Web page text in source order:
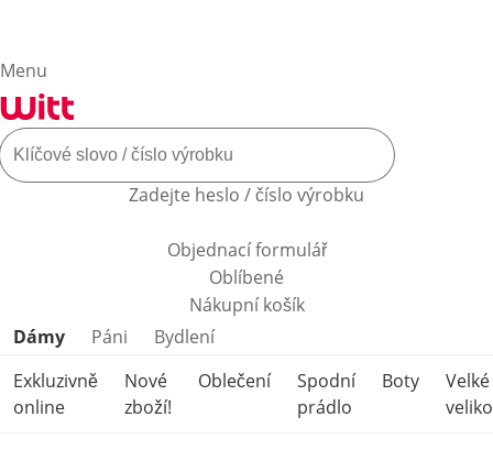
Menu
Zadejte heslo / číslo výrobku
Objednací formulář
Oblíbené
Nákupní košík
Přeskočit kategorie produktů
Dámy Páni
Bydlení
Exkluzivně
online
Nové
zboží!
Oblečení
Spodní
prádlo
Boty
Velké